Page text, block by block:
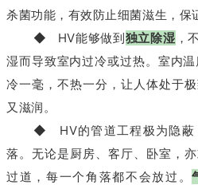
杀菌功能，有效防止细菌滋生，保
◆ HV能够做到独立除湿 ，
湿而导致室内过冷或过热。室内
冷一毫，不热一分，让人体处于
又滋润。
◆ HV的管道工程极为隐蔽
落。无论是厨房、客厅、卧室，
过道，每一个角落都不会放过。